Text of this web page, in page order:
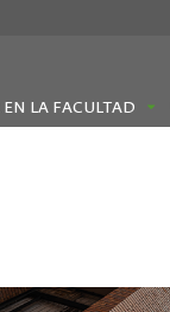
LA FACULTAD